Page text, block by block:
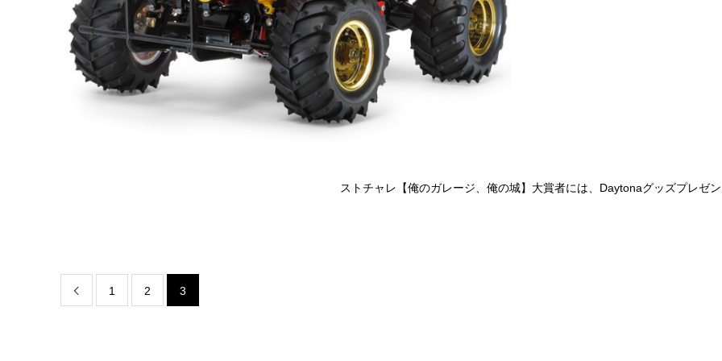
ストチャレ【俺のガレージ、俺の城】大賞者には、Daytonaグッズプレゼ
 1 2 3